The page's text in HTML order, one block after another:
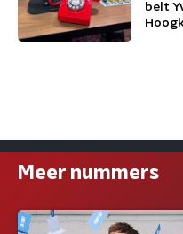
belt
Meer nummers